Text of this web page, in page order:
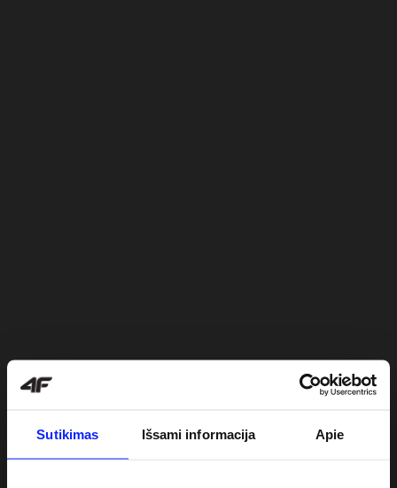
Sutikimas Išsami informacija Apie